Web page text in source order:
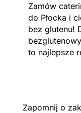
Zamów
do Płocka i
bez glutenu!
to najlepsze
Zapomnij o